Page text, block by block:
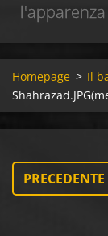
Homepage > Il
PRECEDENTE